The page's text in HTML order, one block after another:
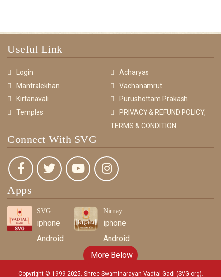
Useful Link
Login
Acharyas
Mantralekhan
Vachanamrut
Kirtanavali
Purushottam Prakash
Temples
PRIVACY & REFUND POLICY,
TERMS & CONDITION
Connect With SVG
Apps
SVG
iphone
Android
Nirnay
iphone
Android
Copyright © 1999-2025. Shree Swaminarayan Vadtal Gadi (SVG.org).
More Below